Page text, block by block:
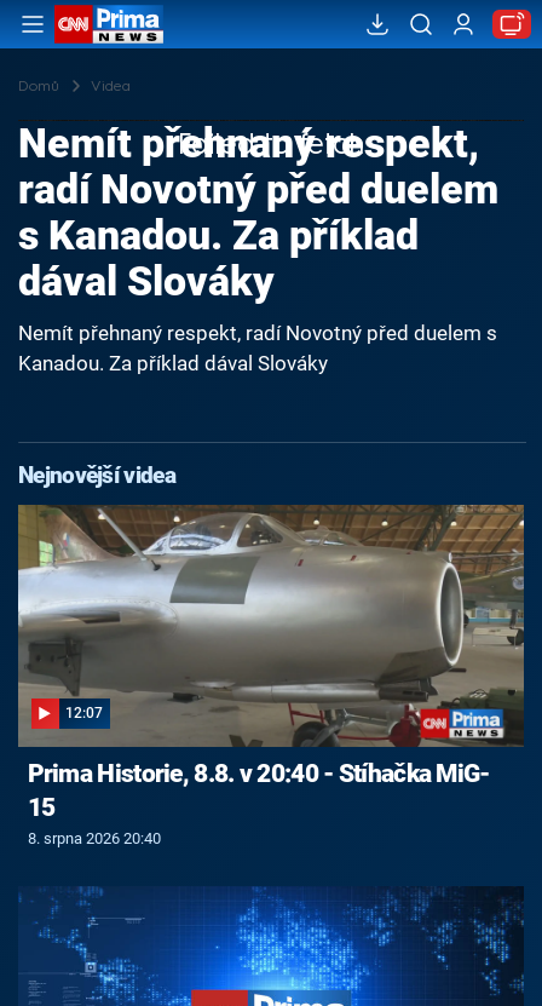
Domů Videa
Failed to fetch
Nemít přehnaný respekt,
radí Novotný před duelem
s Kanadou. Za příklad
dával Slováky
Nemít přehnaný respekt, radí Novotný před duelem s
Kanadou. Za příklad dával Slováky
Nejnovější videa
12:07
Prima Historie, 8.8. v 20:40 - Stíhačka MiG-
15
8. srpna 2026 20:40